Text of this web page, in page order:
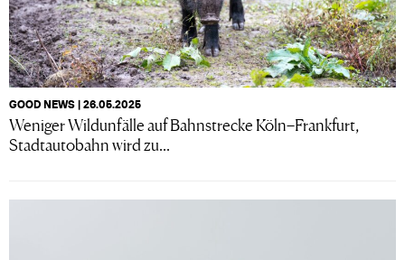
GOOD NEWS | 26.05.2025
Weniger Wildunfälle auf Bahnstrecke Köln–Frankfurt,
Stadtautobahn wird zu...